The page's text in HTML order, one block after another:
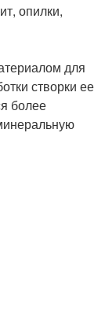
опилки,
для
створки ее
более